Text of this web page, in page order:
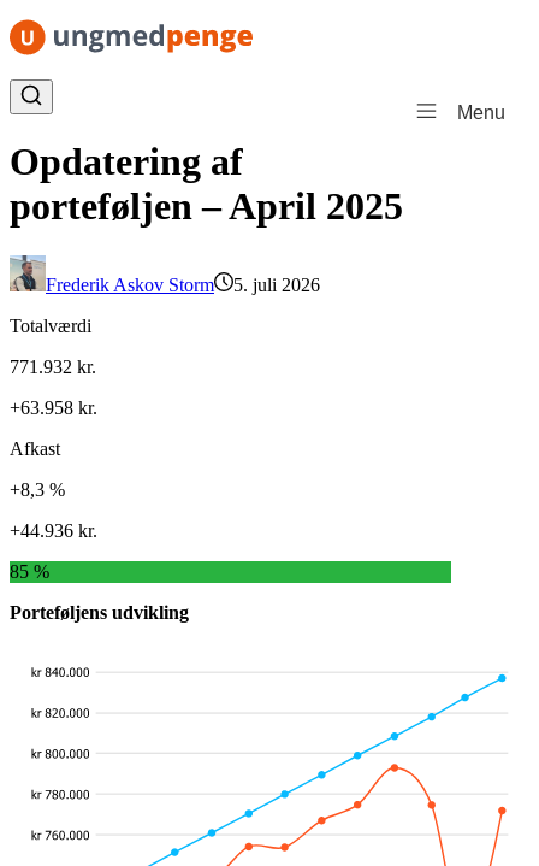
Spring til indhold
Menu
Opdatering af
porteføljen – April 2025
Frederik Askov Storm
5. juli 2026
Totalværdi
771.932 kr.
+63.958 kr.
Afkast
+8,3 %
+44.936 kr.
85 %
Porteføljens udvikling